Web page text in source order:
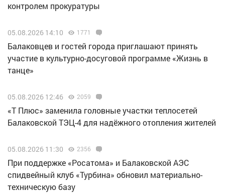
контролем прокуратуры
05.08.2026 14:10 1771
Балаковцев и гостей города приглашают принять
участие в культурно-досуговой программе «Жизнь в
танце»
05.08.2026 12:46 2059
«Т Плюс» заменила головные участки теплосетей
Балаковской ТЭЦ-4 для надёжного отопления жителей
05.08.2026 11:30 2356
При поддержке «Росатома» и Балаковской АЭС
спидвейный клуб «Турбина» обновил материально-
техническую базу